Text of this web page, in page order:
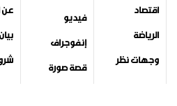
اقتصاد
الرياضة
وجهات نظر
فيديو
إنفوجراف
قصة صورة
عن